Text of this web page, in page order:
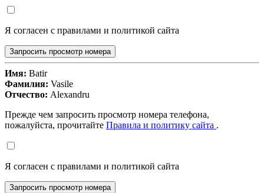
Я согласен с правилами и политикой сайта
Запросить просмотр номера
Имя: Batir
Фамилия: Vasile
Отчество: Alexandru
Прежде чем запросить просмотр номера телефона,
пожалуйста, прочитайте Правила и политику сайта .
Я согласен с правилами и политикой сайта
Запросить просмотр номера